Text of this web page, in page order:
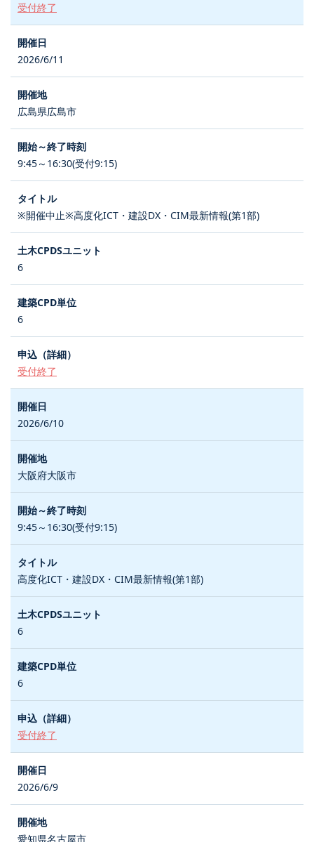
受付終了
2026/6/11
広島県広島市
9:45～16:30(受付9:15)
※開催中止※高度化ICT・建設DX・CIM最新情報(第1部)
6
6
受付終了
2026/6/10
大阪府大阪市
9:45～16:30(受付9:15)
高度化ICT・建設DX・CIM最新情報(第1部)
6
6
受付終了
2026/6/9
愛知県名古屋市